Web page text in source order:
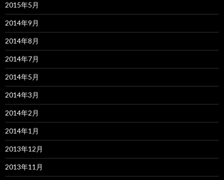
2015年5月
2014年9月
2014年8月
2014年7月
2014年5月
2014年3月
2014年2月
2014年1月
2013年12月
2013年11月